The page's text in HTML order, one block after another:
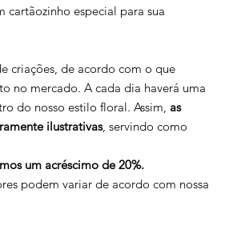
cartãozinho especial para sua
criações, de acordo com o que
no mercado. A cada dia haverá uma
do nosso estilo floral. Assim, as
ilustrativas, servindo como
um acréscimo de 20%.
podem variar de acordo com nossa